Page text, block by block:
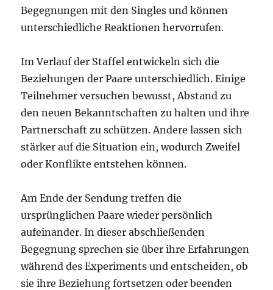
Begegnungen mit den Singles und können
unterschiedliche Reaktionen hervorrufen.
Im Verlauf der Staffel entwickeln sich die
Beziehungen der Paare unterschiedlich. Einige
Teilnehmer versuchen bewusst, Abstand zu
den neuen Bekanntschaften zu halten und ihre
Partnerschaft zu schützen. Andere lassen sich
stärker auf die Situation ein, wodurch Zweifel
oder Konflikte entstehen können.
Am Ende der Sendung treffen die
ursprünglichen Paare wieder persönlich
aufeinander. In dieser abschließenden
Begegnung sprechen sie über ihre Erfahrungen
während des Experiments und entscheiden, ob
sie ihre Beziehung fortsetzen oder beenden